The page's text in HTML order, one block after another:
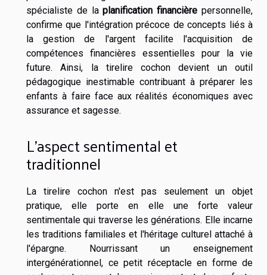
spécialiste de laplanification financière personnelle,
confirme que l'intégration précoce de concepts liés à
la gestion de l'argent facilite l'acquisition de
compétences financières essentielles pour la vie
future. Ainsi, la tirelire cochon devient un outil
pédagogique inestimable contribuant à préparer les
enfants à faire face aux réalités économiques avec
assurance et sagesse.
L'aspect sentimental et
traditionnel
La tirelire cochon n'est pas seulement un objet
pratique, elle porte en elle une forte valeur
sentimentale qui traverse les générations. Elle incarne
les traditions familiales et l'héritage culturel attaché à
l'épargne. Nourrissant un enseignement
intergénérationnel, ce petit réceptacle en forme de